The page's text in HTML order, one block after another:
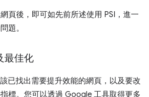
頁後，即可如先前所述使用 PSI，進一
題。
最佳化
已找出需要提升效能的網頁，以及要改
標。您可以透過 Google 工具取得更多